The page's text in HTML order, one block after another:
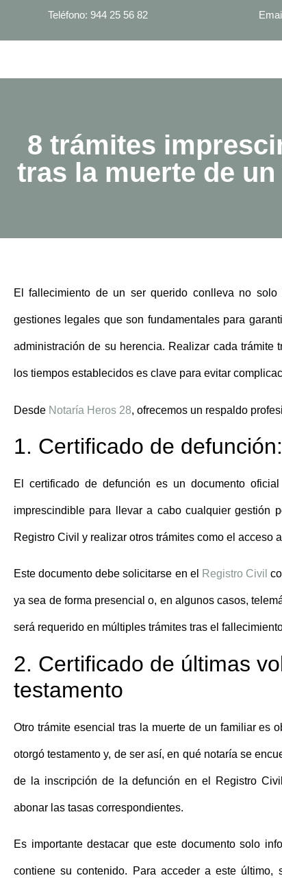
Teléfono: 944 25 56 82
8 trámites
tras la muerte de
El fallecimiento de un ser querido conlleva no
gestiones legales que son fundamentales para
administración de su herencia. Realizar cada trámite
los tiempos establecidos es clave para evitar
Desde Notaría Heros 28, ofrecemos un respaldo
1. Certificado de
El certificado de defunción es un documento
imprescindible para llevar a cabo cualquier gestión
Registro Civil y realizar otros trámites como el acceso
Este documento debe solicitarse en el Registro Civil
ya sea de forma presencial o, en algunos casos,
será requerido en múltiples trámites tras el
2. Certificado de últimas
testamento
Otro trámite esencial tras la muerte de un familiares
otorgó testamento y, de ser así, en qué notaría se
de la inscripción de la defunción en el Registro
abonar las tasas correspondientes.
Es importante destacar que este documento solo
contiene su contenido. Para acceder a este